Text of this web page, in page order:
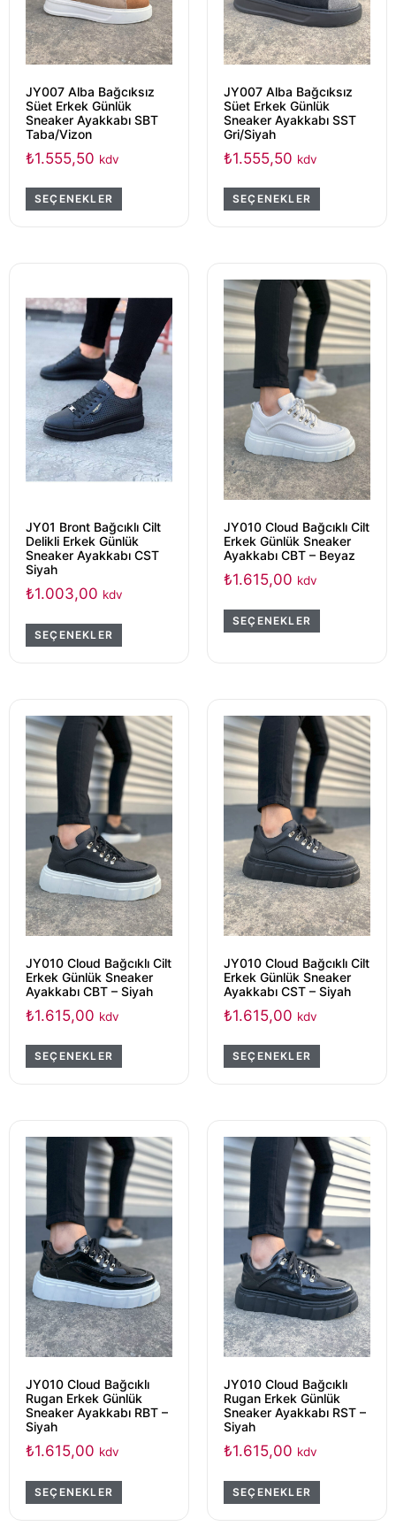
JY007 Alba Bağcıksız
Süet Erkek Günlük
Sneaker Ayakkabı SBT
Taba/Vizon
₺1.555,50 kdv
SEÇENEKLER
JY007 Alba Bağcıksız
Süet Erkek Günlük
Sneaker Ayakkabı SST
Gri/Siyah
₺1.555,50 kdv
SEÇENEKLER
JY01 Bront Bağcıklı Cilt
Delikli Erkek Günlük
Sneaker Ayakkabı CST
Siyah
₺1.003,00 kdv
SEÇENEKLER
JY010 Cloud Bağcıklı Cilt
Erkek Günlük Sneaker
Ayakkabı CBT – Beyaz
₺1.615,00 kdv
SEÇENEKLER
JY010 Cloud Bağcıklı Cilt
Erkek Günlük Sneaker
Ayakkabı CBT – Siyah
₺1.615,00 kdv
SEÇENEKLER
JY010 Cloud Bağcıklı Cilt
Erkek Günlük Sneaker
Ayakkabı CST – Siyah
₺1.615,00 kdv
SEÇENEKLER
JY010 Cloud Bağcıklı
Rugan Erkek Günlük
Sneaker Ayakkabı RBT –
Siyah
₺1.615,00 kdv
SEÇENEKLER
JY010 Cloud Bağcıklı
Rugan Erkek Günlük
Sneaker Ayakkabı RST –
Siyah
₺1.615,00 kdv
SEÇENEKLER